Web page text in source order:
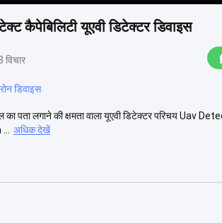
कैपेबिलिटी यूएवी डिटेक्टर डिवाइस
विचार
डिवाइस
का पता लगाने की क्षमता वाला यूएवी डिटेक्टर परिचय
अधिक देखें